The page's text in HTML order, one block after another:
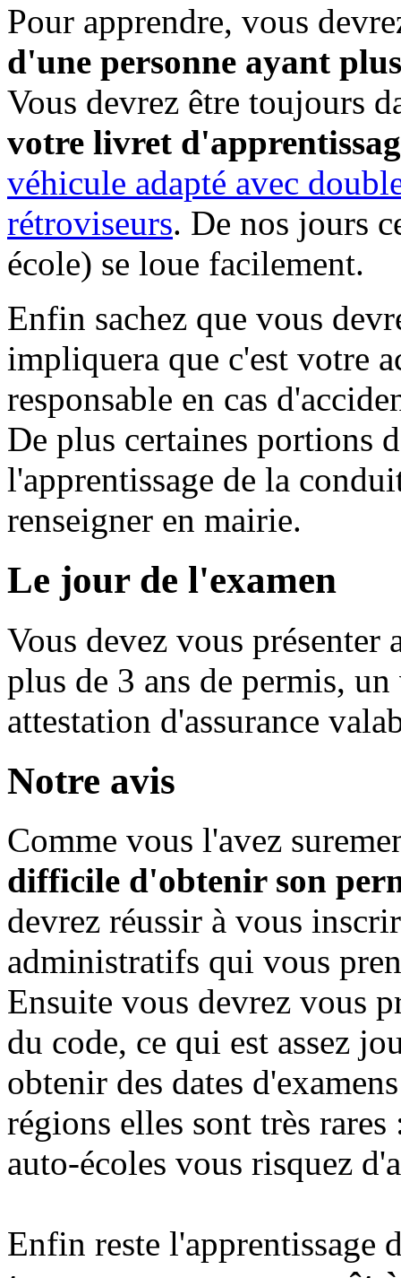
Pour apprendre, vous
d'une personne ayant
Vous devrez être toujours
votre livret
véhicule adapté avec
rétroviseurs. De nos jours
école) se loue facilement.
Enfin sachez que vous
impliquera que c'est votre
responsable en cas
De plus certaines portions
l'apprentissage de la
renseigner en mairie.
Le jour de l'examen
Vous devez vous présenter
plus de 3 ans de permis,
attestation d'assurance
Notre avis
Comme vous l'avez
difficile d'obtenir son
devrez réussir à vous
administratifs qui vous
Ensuite vous devrez vous
du code, ce qui est assez
obtenir des dates
régions elles sont très
auto-écoles vous risquez
Enfin reste l'apprentissage